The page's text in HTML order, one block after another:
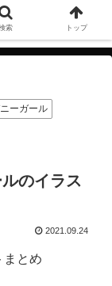
ーガール
のイラス
2021.09.24
まとめ
索 トップ